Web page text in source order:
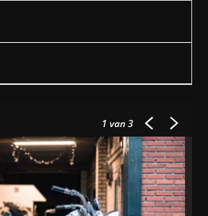
1 van 3